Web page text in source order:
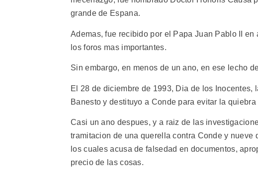
grande de Espana.
Ademas, fue recibido por el Papa Juan Pablo II
los foros mas importantes.
Sin embargo, en menos de un ano, en ese lecho
El 28 de diciembre de 1993, Dia de los
Banesto y destituyo a Conde para evitar la quiebra
Casi un ano despues, y a raiz de las
tramitacion de una querella contra Conde y
los cuales acusa de falsedad en documentos,
precio de las cosas.